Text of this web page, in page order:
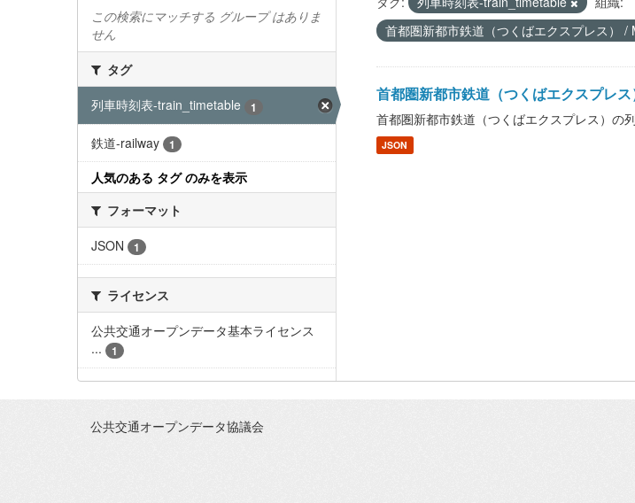
この検索にマッチする グループ はありま
せん
タグ
列車時刻表-train_timetable
1
鉄道-railway 1
人気のある タグ のみを表示
フォーマット
JSON
1
ライセンス
公共交通オープンデータ基本ライセンス
...
1
首都圏新都市鉄道（つくばエクスプレス）
首都圏新都市鉄道（つくばエクスプレ
首都圏新都市鉄道（つくばエクスプレス）
JSON
公共交通オープンデータ協議会